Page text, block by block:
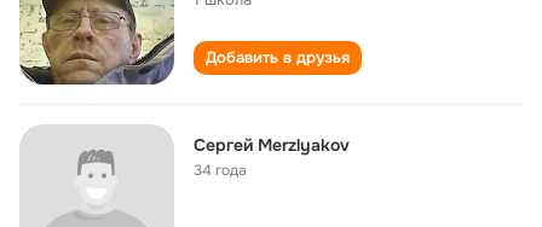
Добавить в друзья
Сергей Merzlyakov
34 года